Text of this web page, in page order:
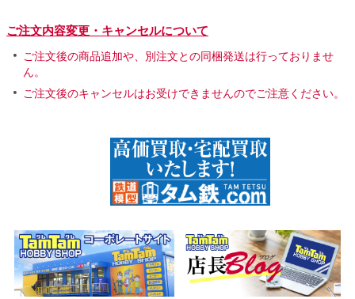
ご注文内容変更・キャンセルについて
ご注文後の商品追加や、別注文との同梱発送は行っておりませ
ん。
ご注文後のキャンセルはお受けできませんのでご注意ください。